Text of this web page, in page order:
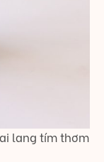
lang tím thơm